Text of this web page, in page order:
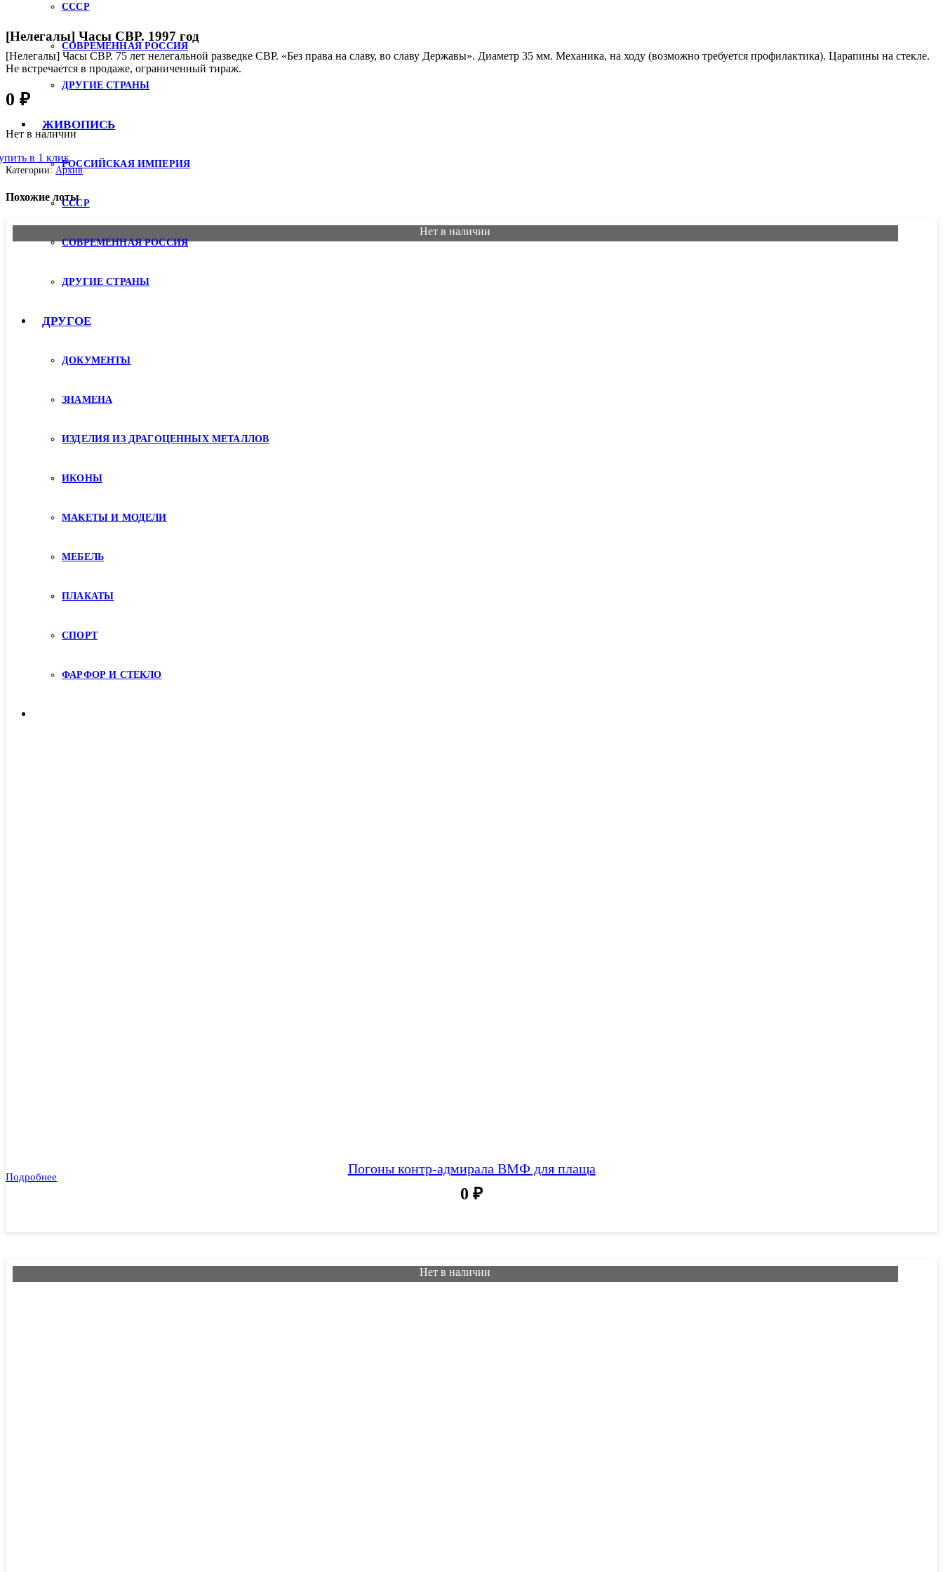
СССР
СОВРЕМЕННАЯ РОССИЯ
ДРУГИЕ СТРАНЫ
ЖИВОПИСЬ
РОССИЙСКАЯ ИМПЕРИЯ
СССР
СОВРЕМЕННАЯ РОССИЯ
ДРУГИЕ СТРАНЫ
ДРУГОЕ
ДОКУМЕНТЫ
ЗНАМЕНА
ИЗДЕЛИЯ ИЗ ДРАГОЦЕННЫХ МЕТАЛЛОВ
ИКОНЫ
МАКЕТЫ И МОДЕЛИ
МЕБЕЛЬ
ПЛАКАТЫ
СПОРТ
ФАРФОР И СТЕКЛО
[Нелегалы] Часы СВР. 1997 год
[Нелегалы] Часы СВР. 75 лет нелегальной разведке СВР. «Без права на славу, во славу Державы». Диаметр 35 мм. Механика, на ходу (возможно требуется профилактика). Царапины на стекле.
Не встречается в продаже, ограниченный тираж.
0 ₽
Нет в наличии
в 1 клик
Категории: Архив
Похожие лоты
Погоны контр-адмирала ВМФ для плаща
0 ₽
Подробнее
Нет в наличии
Нет в наличии